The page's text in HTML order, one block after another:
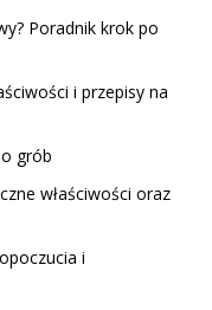
Poradnik krok po
i przepisy na
grób
właściwości oraz
i